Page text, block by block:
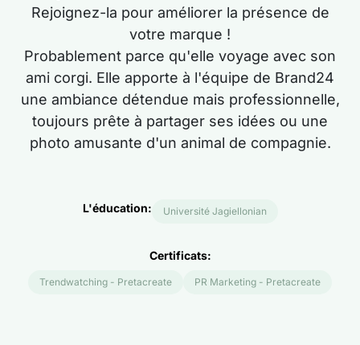
Rejoignez-la pour améliorer la présence de
votre marque !
Probablement parce qu'elle voyage avec son
ami corgi. Elle apporte à l'équipe de Brand24
une ambiance détendue mais professionnelle,
toujours prête à partager ses idées ou une
photo amusante d'un animal de compagnie.
L'éducation: Université Jagiellonian
Certificats:
Trendwatching - Pretacreate PR Marketing - Pretacreate